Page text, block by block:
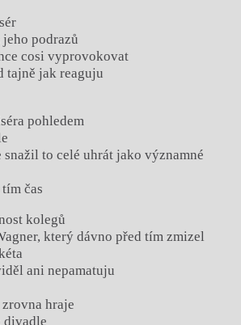
podrazů
cosi vyprovokovat
tajně jak reaguju
pohledem
snažil to celé uhrát jako významné
čas
kolegů
který dávno před tím zmizel
ani nepamatuju
hraje
divadle